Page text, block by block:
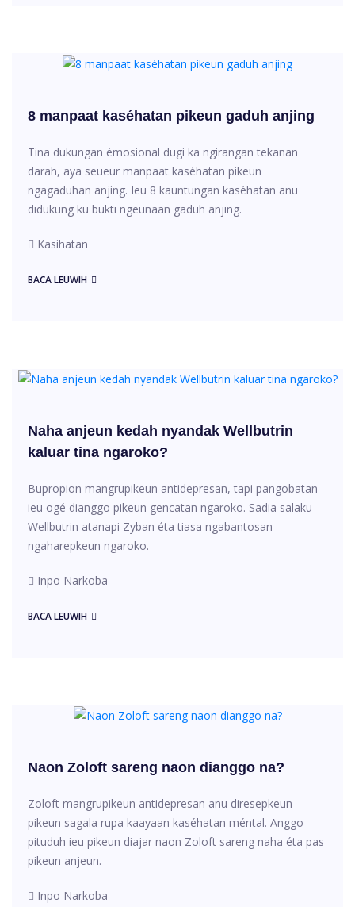
8 manpaat kaséhatan pikeun gaduh anjing
Tina dukungan émosional dugi ka ngirangan tekanan
darah, aya seueur manpaat kaséhatan pikeun
ngagaduhan anjing. Ieu 8 kauntungan kaséhatan anu
didukung ku bukti ngeunaan gaduh anjing.
Kasihatan
BACA LEUWIH
Naha anjeun kedah nyandak Wellbutrin
kaluar tina ngaroko?
Bupropion mangrupikeun antidepresan, tapi pangobatan
ieu ogé dianggo pikeun gencatan ngaroko. Sadia salaku
Wellbutrin atanapi Zyban éta tiasa ngabantosan
ngaharepkeun ngaroko.
Inpo Narkoba
BACA LEUWIH
Naon Zoloft sareng naon dianggo na?
Zoloft mangrupikeun antidepresan anu diresepkeun
pikeun sagala rupa kaayaan kaséhatan méntal. Anggo
pituduh ieu pikeun diajar naon Zoloft sareng naha éta pas
pikeun anjeun.
Inpo Narkoba